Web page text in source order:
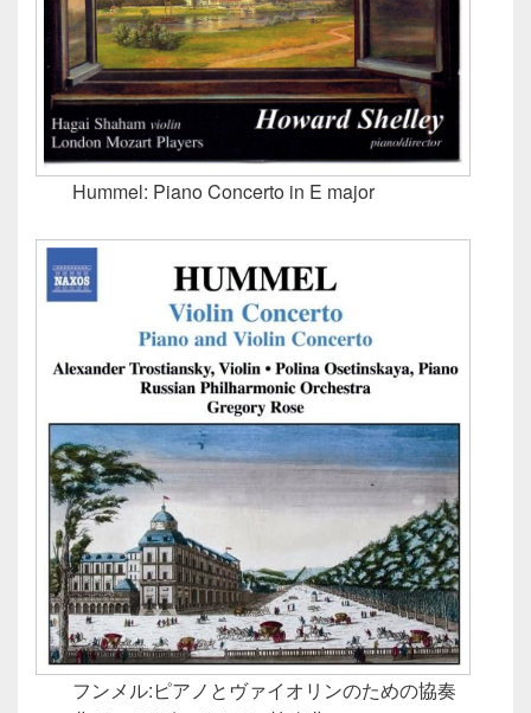
Hummel: Piano Concerto in E major
フンメル:ピアノとヴァイオリンのための協奏